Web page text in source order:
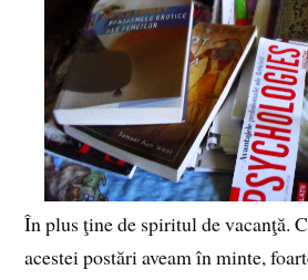
În plus ţine de spiritul de vacanţă.
acestei postări aveam în minte,